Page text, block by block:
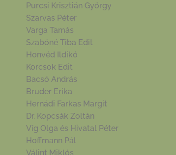
Purcsi Krisztián György
Szarvas Péter
Varga Tamás
Szabóné Tiba Edit
Honvéd Ildikó
Korcsok Edit
Bacsó András
Bruder Erika
Hernádi Farkas Margit
Dr. Kopcsák Zoltán
Víg Olga és Hivatal Péter
Hoffmann Pál
Válint Miklós